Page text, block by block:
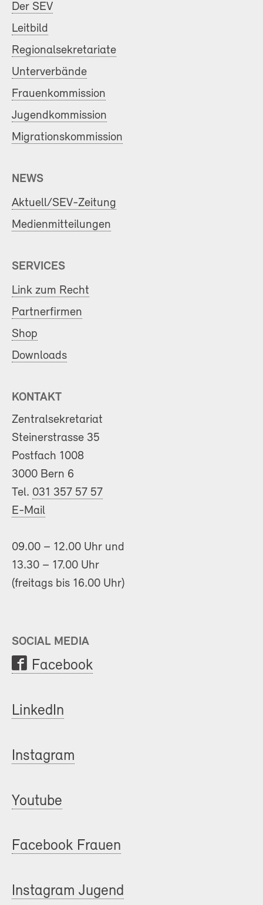
Der SEV
Leitbild
Regionalsekretariate
Unterverbände
Frauenkommission
Jugendkommission
Migrationskommission
NEWS
Aktuell/SEV-Zeitung
Medienmitteilungen
SERVICES
Link zum Recht
Partnerfirmen
Shop
Downloads
KONTAKT
Zentralsekretariat
Steinerstrasse 35
Postfach 1008
3000 Bern 6
Tel. 031 357 57 57
E-Mail
09.00 – 12.00 Uhr und
13.30 – 17.00 Uhr
(freitags bis 16.00 Uhr)
SOCIAL MEDIA
Facebook
LinkedIn
Instagram
Youtube
Facebook Frauen
Instagram Jugend